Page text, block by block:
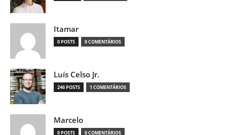
Itamar
0 POSTS 0 COMENTÁRIOS
Luís Celso Jr.
246 POSTS 1 COMENTÁRIOS
Marcelo
0 POSTS 0 COMENTÁRIOS